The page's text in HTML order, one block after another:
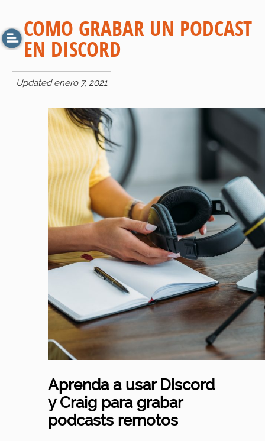
COMO GRABAR UN PODCAST
EN DISCORD
Updated enero 7, 2021
Aprenda a usar Discord
y Craig para grabar
podcasts remotos